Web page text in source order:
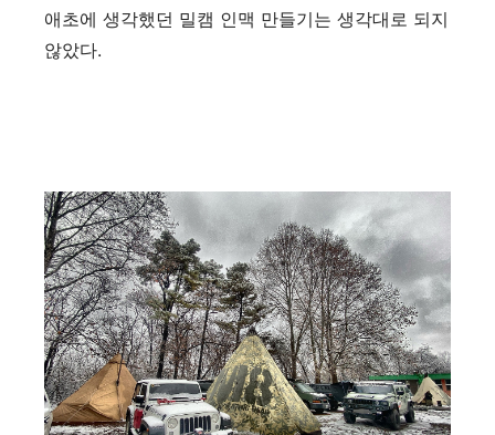
애초에 생각했던 밀캠 인맥 만들기는 생각대로 되지
않았다.